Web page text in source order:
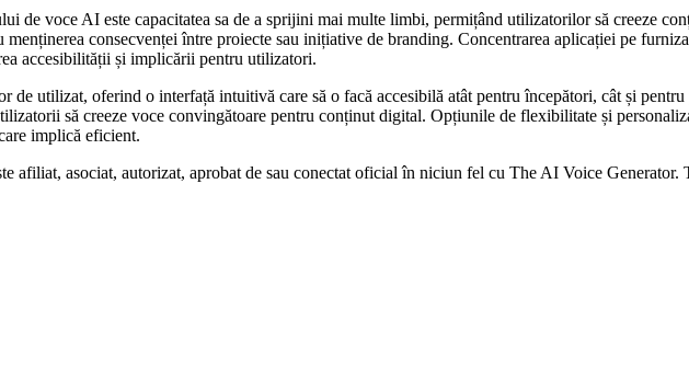
de voce AI este capacitatea sa de a sprijini mai multe limbi, permițând utilizatorilor să creeze
consecvenței între proiecte sau inițiative de branding. Concentrarea aplicației pe
accesibilității și implicării pentru utilizatori.
de utilizat, oferind o interfață intuitivă care să o facă accesibilă atât pentru începători, cât și
să creeze voce convingătoare pentru conținut digital. Opțiunile de flexibilitate și
implică eficient.
afiliat, asociat, autorizat, aprobat de sau conectat oficial în niciun fel cu The AI Voice Generator.